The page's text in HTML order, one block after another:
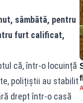
sâmbătă, pentru
furt calificat,
că, într-o locuință
polițiștii au stabilit
drept într-o casă